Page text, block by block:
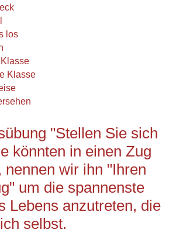
los
Klasse
"Stellen Sie sich
könnten in einen Zug
nennen wir ihn "Ihren
um die spannenste
Lebens anzutreten, die
selbst.